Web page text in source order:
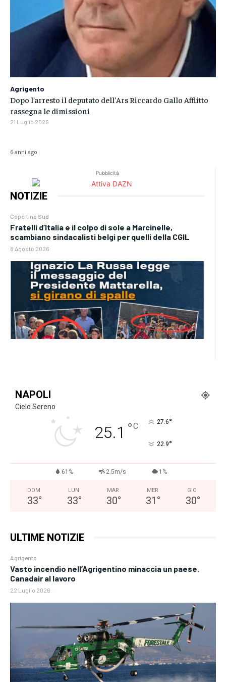
Pubblicità
NOTIZIE
Copertina Sud
Fratelli d’Italia e il colpo di sole a Marcinelle,
scambiano sindacalisti belgi per quelli della CGIL
8 Agosto 2026
NAPOLI
Cielo Sereno
25.1 °C 27.6°
22.9°
61% 2.5m/s 1%
DOM
33°
LUN
33°
MAR
30°
MER
31 °
GIO
30°
ULTIME NOTIZIE
Agrigento
Vasto incendio nell’Agrigentino minaccia un paese.
Canadair al lavoro
22 Luglio 2026
6 anni ago
Agrigento
Dopo l’arresto il deputato dell’Ars Riccardo Gallo Afflitto
rassegna le dimissioni
21 Luglio 2026